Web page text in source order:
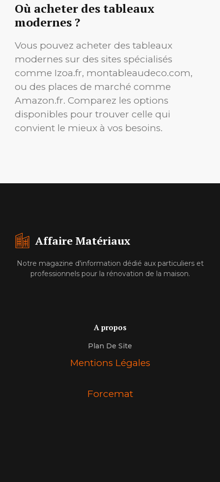
Où acheter des tableaux
modernes ?
Vous pouvez acheter des tableaux
modernes sur des sites spécialisés
comme Izoa.fr, montableaudeco.com,
ou des places de marché comme
Amazon.fr. Comparez les options
disponibles pour trouver celle qui
convient le mieux à vos besoins.
Affaire Matériaux
Notre magazine d'information dédié aux particuliers et
professionnels pour la rénovation de la maison.
A propos
Plan De Site
Mentions Légales
Forcemat